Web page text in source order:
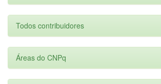
Todos contribuidores
Áreas do CNPq